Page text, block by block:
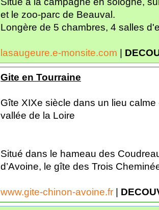
et le zoo-parc de Beauval.
Longère de 5 chambres, 4 salles
lasaugeure.e-monsite.com |
Gite en Tourraine
Gîte XIXe siècle dans un lieu
vallée de la Loire
Situé dans le hameau des
d’Avoine, le gîte des Trois
www.gite-chinon-avoine.fr |